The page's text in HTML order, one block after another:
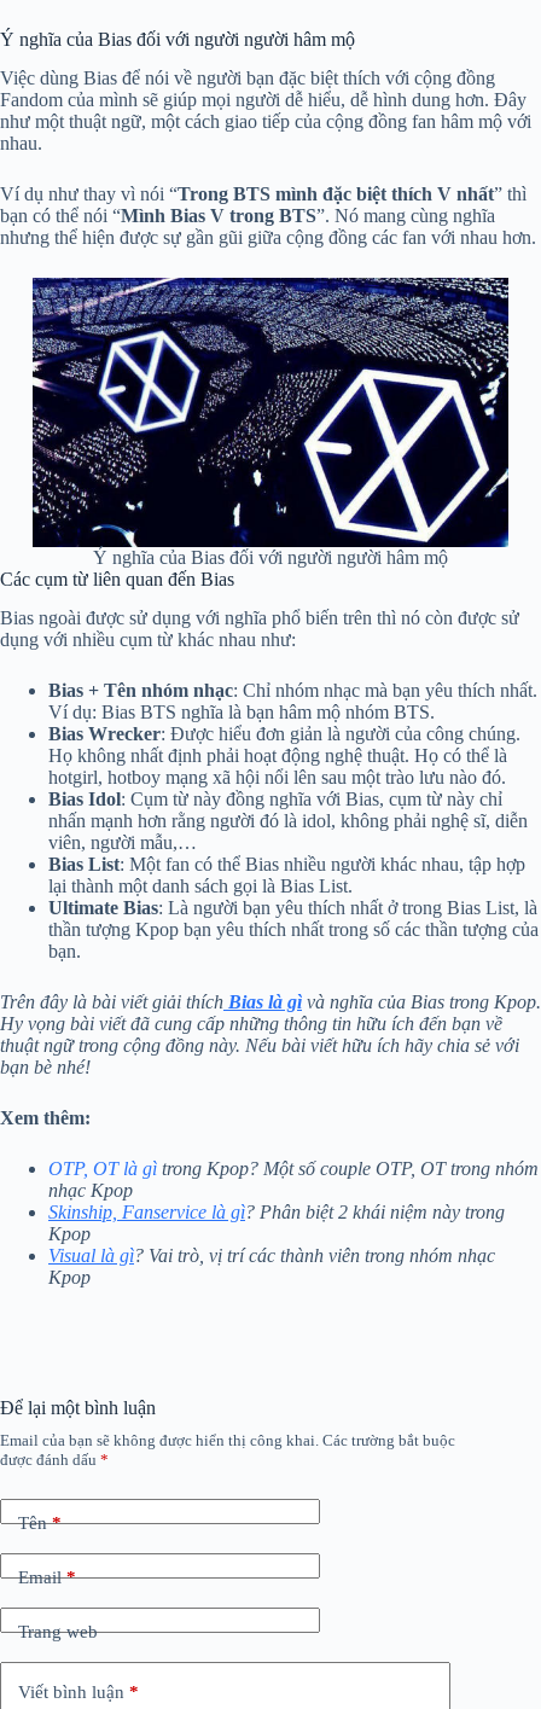
Ý nghĩa của Bias đối với người người hâm mộ
Việc dùng Bias để nói về người bạn đặc biệt thích với cộng đồng
Fandom của mình sẽ giúp mọi người dễ hiểu, dễ hình dung hơn. Đây
như một thuật ngữ, một cách giao tiếp của cộng đồng fan hâm mộ với
nhau.
Ví dụ như thay vì nói “Trong BTS mình đặc biệt thích V nhất” thì
bạn có thể nói “Mình Bias V trong BTS”. Nó mang cùng nghĩa
nhưng thể hiện được sự gần gũi giữa cộng đồng các fan với nhau hơn.
Ý nghĩa của Bias đối với người người hâm mộ
Các cụm từ liên quan đến Bias
Bias ngoài được sử dụng với nghĩa phổ biến trên thì nó còn được sử
dụng với nhiều cụm từ khác nhau như:
Bias + Tên nhóm nhạc: Chỉ nhóm nhạc mà bạn yêu thích nhất.
Ví dụ: Bias BTS nghĩa là bạn hâm mộ nhóm BTS.
Bias Wrecker: Được hiểu đơn giản là người của công chúng.
Họ không nhất định phải hoạt động nghệ thuật. Họ có thể là
hotgirl, hotboy mạng xã hội nổi lên sau một trào lưu nào đó.
Bias Idol: Cụm từ này đồng nghĩa với Bias, cụm từ này chỉ
nhấn mạnh hơn rằng người đó là idol, không phải nghệ sĩ, diễn
viên, người mẫu,…
Bias List: Một fan có thể Bias nhiều người khác nhau, tập hợp
lại thành một danh sách gọi là Bias List.
Ultimate Bias: Là người bạn yêu thích nhất ở trong Bias List, là
thần tượng Kpop bạn yêu thích nhất trong số các thần tượng của
bạn.
Trên đây là bài viết giải thích Bias là gì và nghĩa của Bias trong Kpop.
Hy vọng bài viết đã cung cấp những thông tin hữu ích đến bạn về
thuật ngữ trong cộng đồng này. Nếu bài viết hữu ích hãy chia sẻ với
bạn bè nhé!
Xem thêm:
OTP, OT là gì trong Kpop? Một số couple OTP, OT trong nhóm
nhạc Kpop
Skinship, Fanservice là gì? Phân biệt 2 khái niệm này trong
Kpop
Visual là gì? Vai trò, vị trí các thành viên trong nhóm nhạc
Kpop
Để lại một bình luận
Email của bạn sẽ không được hiển thị công khai. Các trường bắt buộc
được đánh dấu *
Tên*
Email*
Trang web
Viết bình luận *